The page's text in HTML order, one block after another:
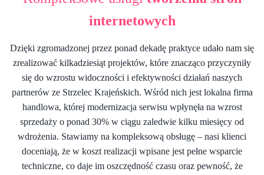
internetowych
Dzięki zgromadzonej przez ponad dekadę praktyce udało nam się
zrealizować kilkadziesiąt projektów, które znacząco przyczyniły
się do wzrostu widoczności i efektywności działań naszych
partnerów ze Strzelec Krajeńskich. Wśród nich jest lokalna firma
handlowa, której modernizacja serwisu wpłynęła na wzrost
sprzedaży o ponad 30% w ciągu zaledwie kilku miesięcy od
wdrożenia. Stawiamy na kompleksową obsługę – nasi klienci
doceniają, że w koszt realizacji wpisane jest pełne wsparcie
techniczne, co daje im oszczędność czasu oraz pewność, że